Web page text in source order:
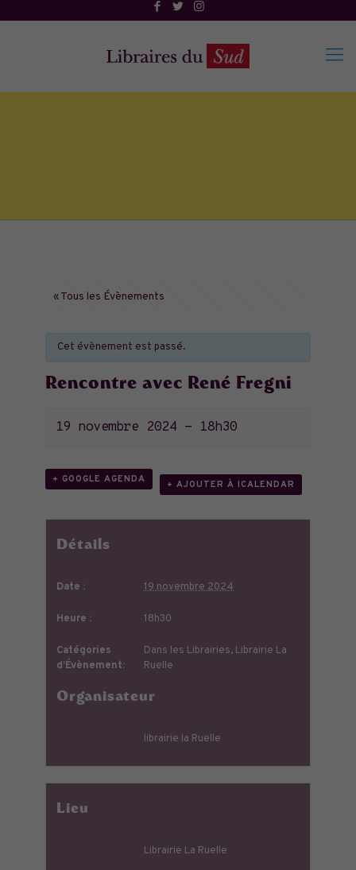
« Tous les Évènements
Cet évènement est passé.
Rencontre avec René Fregni
19 novembre 2024 - 18h30
+ GOOGLE AGENDA
+ AJOUTER À ICALENDAR
Détails
Date : 19 novembre 2024
Heure : 18h30
Catégories
d’Évènement:
Dans les Librairies, Librairie La
Ruelle
Organisateur
librairie la Ruelle
Lieu
Librairie La Ruelle